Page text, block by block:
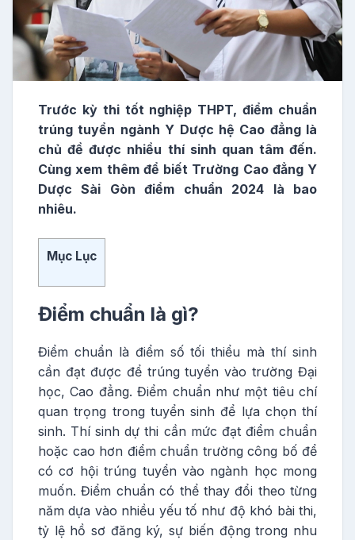
Trước kỳ thi tốt nghiệp THPT,điểm chuẩn
trúng tuyển ngành Y Dược hệ Cao đẳng là
chủ đề được nhiều thí sinh quan tâm đến.
Cùng xem thêm để biết Trường Cao đẳng Y
Dược Sài Gòn điểm chuẩn 2024 là bao
nhiêu.
Mục Lục
Điểm chuẩn là gì?
Điểm chuẩn là điểm số tối thiểu mà thí sinh
cần đạt được để trúng tuyển vào trường Đại
học, Cao đẳng. Điểm chuẩn như một tiêu chí
quan trọng trong tuyển sinh để lựa chọn thí
sinh. Thí sinh dự thi cần mức đạt điểm chuẩn
hoặc cao hơn điểm chuẩn trường công bố để
có cơ hội trúng tuyển vào ngành học mong
muốn. Điểm chuẩn có thể thay đổi theo từng
năm dựa vào nhiều yếu tố như độ khó bài thi,
tỷ lệ hồ sơ đăng ký, sự biến động trong nhu